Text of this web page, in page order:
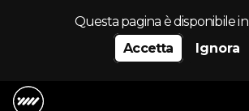
Questa pagina è disponibile in
Accetta
Ignora